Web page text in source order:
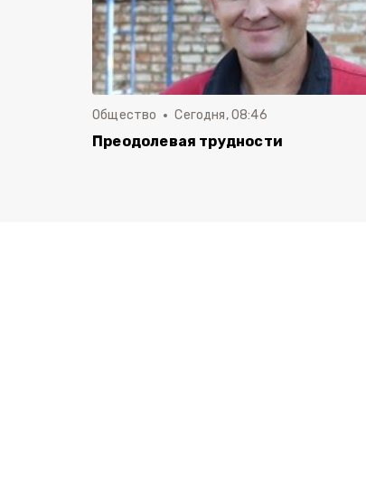
Общество Сегодня, 08:46
Преодолевая трудности